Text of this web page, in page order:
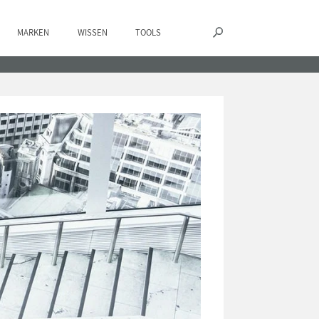
MARKEN WISSEN TOOLS